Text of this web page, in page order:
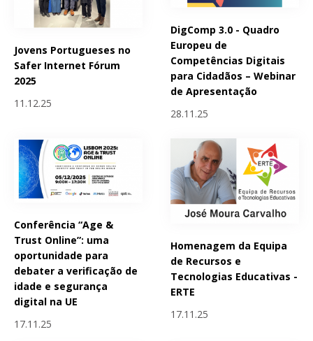
Jovens Portugueses no
Safer Internet Fórum
2025
11.12.25
DigComp 3.0 - Quadro
Europeu de
Competências Digitais
para Cidadãos – Webinar
de Apresentação
28.11.25
Conferência “Age &
Trust Online”: uma
oportunidade para
debater a verificação de
idade e segurança
digital na UE
17.11.25
Homenagem da Equipa
de Recursos e
Tecnologias Educativas -
ERTE
17.11.25